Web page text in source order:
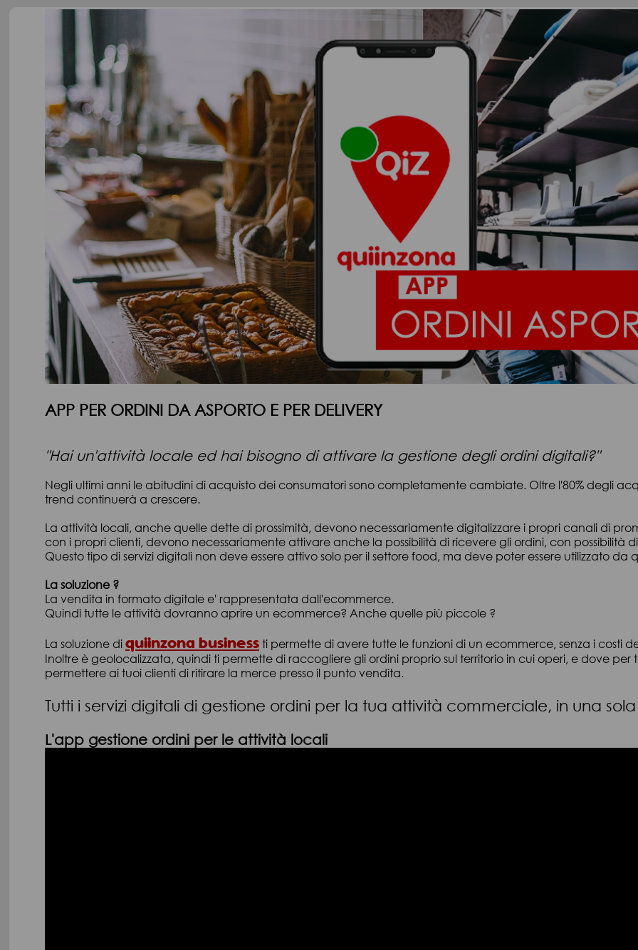
APP PER ORDINI DA ASPORTO E PER DELIVERY
"Hai un'attività locale ed hai bisogno di attivare la gestione degli ordini digitali?"
Negli ultimi anni le abitudini di acquisto dei consumatori sono completamente cambiate. Oltre l'80% degli
trend continuerà a crescere.
La attività locali, anche quelle dette di prossimità, devono necessariamente digitalizzare i propri canali di
con i propri clienti, devono necessariamente attivare anche la possibilità di ricevere gli ordini, con possibilità
Questo tipo di servizi digitali non deve essere attivo solo per il settore food, ma deve poter essere utilizzato
La soluzione ?
La vendita in formato digitale e' rappresentata dall'ecommerce.
Quindi tutte le attività dovranno aprire un ecommerce? Anche quelle più piccole ?
La soluzione di quiinzona businessti permette di avere tutte le funzioni di un ecommerce, senza i costi
Inoltre è geolocalizzata, quindi ti permette di raccogliere gli ordini proprio sul territorio in cui operi, e dove
permettere ai tuoi clienti di ritirare la merce presso il punto vendita.
Tutti i servizi digitali di gestione ordini per la tua attività commerciale, in una
L'app gestione ordini per le attività locali